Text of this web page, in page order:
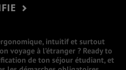
intuitif et surtout
voyage à l’étranger ? Ready to
de ton séjour étudiant, et